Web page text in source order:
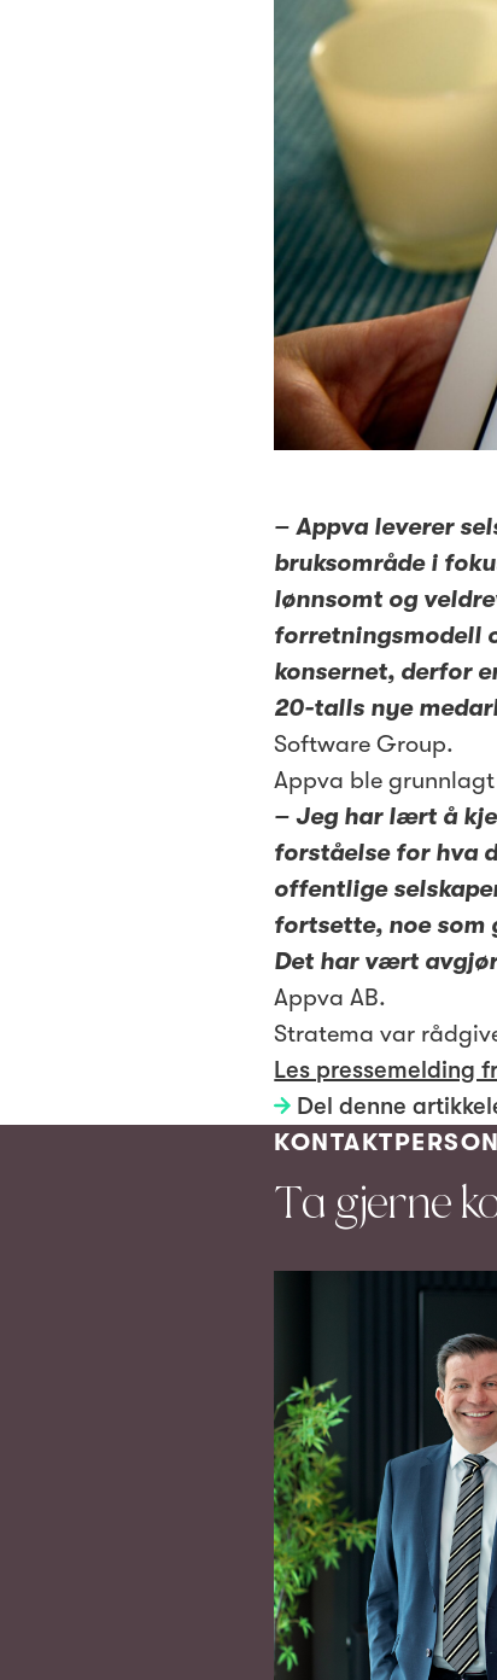
– Appva leverer
bruksområde i
lønnsomt og
forretningsmodell
konsernet, derfor
20-talls nye
Software Group.
Appva ble
– Jeg har lært å
forståelse for hva
offentlige
fortsette, noe som
Det har vært
Appva AB.
Stratema var
Les pressemelding
Del denne
Ta gjerne